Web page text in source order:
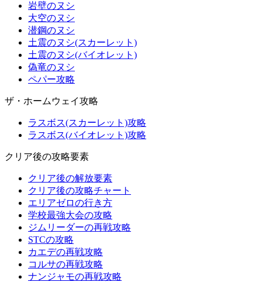
岩壁のヌシ
大空のヌシ
潜鋼のヌシ
土震のヌシ(スカーレット)
土震のヌシ(バイオレット)
偽竜のヌシ
ペパー攻略
ザ・ホームウェイ攻略
ラスボス(スカーレット)攻略
ラスボス(バイオレット)攻略
クリア後の攻略要素
クリア後の解放要素
クリア後の攻略チャート
エリアゼロの行き方
学校最強大会の攻略
ジムリーダーの再戦攻略
STCの攻略
カエデの再戦攻略
コルサの再戦攻略
ナンジャモの再戦攻略